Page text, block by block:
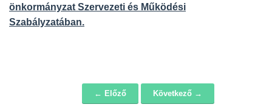
önkormányzat Szervezeti és Működési
Szabályzatában.
← Előző Következő →